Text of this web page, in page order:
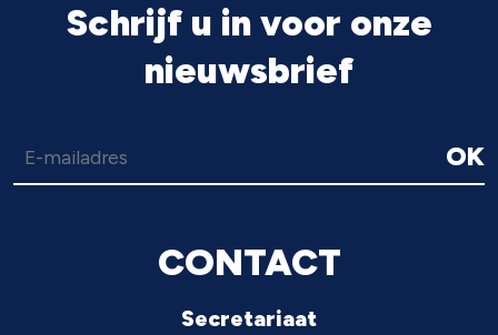
Schrijf u in voor onze
nieuwsbrief
OK
CONTACT
Secretariaat